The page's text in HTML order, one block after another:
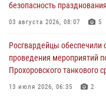
Офицеры Росгвардии и
память генерала армии
Росгвардейцы приняли
посвящённой 83‑й
‑фашистских захватчиков
безопасность
03 августа 2026, 08:07 5
Росгвардейцы обеспечили
проведения мероприятий
Прохоровского танкового
13 июля 2026, 06:35 2